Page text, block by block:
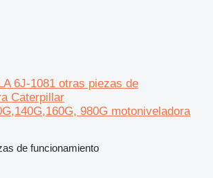
6J-1081 otras piezas de
Caterpillar
980G motoniveladora
de funcionamiento